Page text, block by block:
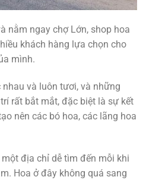
nằm ngay chợ Lớn, shop hoa
khách hàng lựa chọn cho
mình.
và luôn tươi, và những
rất bắt mắt, đặc biệt là sự kết
nên các bó hoa, các lãng hoa
địa chỉ dễ tìm đến mỗi khi
Hoa ở đây không quá sang